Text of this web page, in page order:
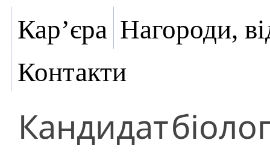
Кар’єра Нагороди,
Контакти
Кандидат